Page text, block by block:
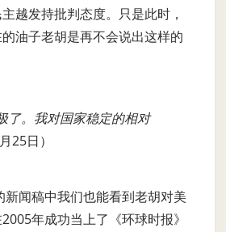
越发持批判态度。只是此时，
油子老胡是再不会说出这样的
了。我对国家稳定的相对
月25日）
闻稿中我们也能看到老胡对美
2005年成功当上了《环球时报》